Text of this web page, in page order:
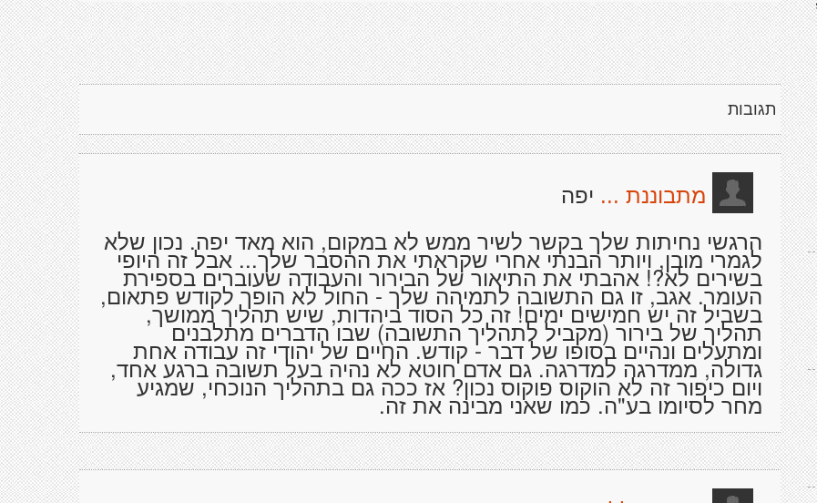
תגובות
מתבוננת ... יפה
הרגשי נחיתות שלך בקשר לשיר ממש לא במקום, הוא מאד יפה. נכון שלא
לגמרי מובן, ויותר הבנתי אחרי שקראתי את ההסבר שלך... אבל זה היופי
בשירים לא?! אהבתי את התיאור של הבירור והעבודה שעוברים בספירת
העומר. אגב, זו גם התשובה לתמיהה שלך - החול לא הופך לקודש פתאום,
בשביל זה יש חמישים ימים! זה כל הסוד ביהדות, שיש תהליך ממושך,
תהליך של בירור (מקביל לתהליך התשובה) שבו הדברים מתלבנים
ומתעלים ונהיים בסופו של דבר - קודש. החיים של יהודי זה עבודה אחת
גדולה, ממדרגה למדרגה. גם אדם חוטא לא נהיה בעל תשובה ברגע אחד,
ויום כיפור זה לא הוקוס פוקוס נכון? אז ככה גם בתהליך הנוכחי, שמגיע
מחר לסיומו בע"ה. כמו שאני מבינה את זה.